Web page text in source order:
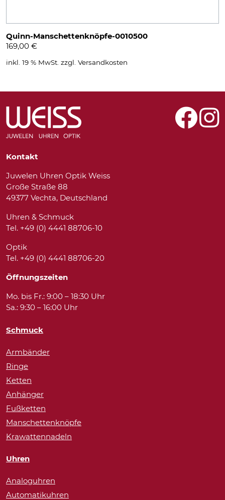
Quinn-Manschettenknöpfe-0010500
169,00 €
inkl. 19 % MwSt. zzgl. Versandkosten
Kontakt
Juwelen Uhren Optik Weiss
Große Straße 88
49377 Vechta, Deutschland
Uhren & Schmuck
Tel. +49 (0) 4441 88706-10
Optik
Tel. +49 (0) 4441 88706-20
Öffnungszeiten
Mo. bis Fr.: 9:00 – 18:30 Uhr
Sa.: 9:30 – 16:00 Uhr
Schmuck
Armbänder
Ringe
Ketten
Anhänger
Fußketten
Manschettenknöpfe
Krawattennadeln
Uhren
Analoguhren
Automatikuhren